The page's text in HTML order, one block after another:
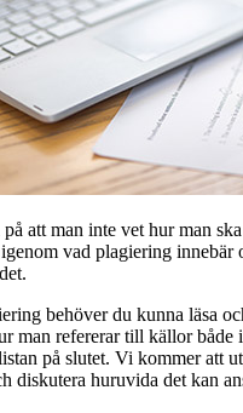
att man inte vet hur man
vad plagiering innebär
behöver du kunna läsa
man refererar till källor både
på slutet. Vi kommer att
diskutera huruvida det kan